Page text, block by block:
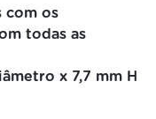
com os
todas as
x 7,7 mm H